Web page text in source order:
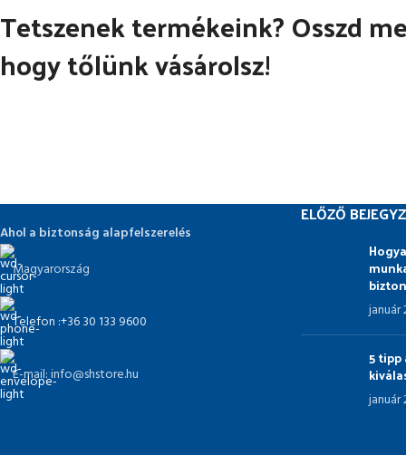
Tetszenek termékeink? Osszd
hogy tőlünk vásárolsz!
Ahol a biztonság alapfelszerelés
Magyarország
Telefon :+36 30 133 9600
E-mail: info@shstore.hu
ELŐZŐ
január
5
január